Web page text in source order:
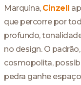
Marquina, Cinzell
que percorre por
profundo,
no design. O
cosmopolita,
pedra ganhe